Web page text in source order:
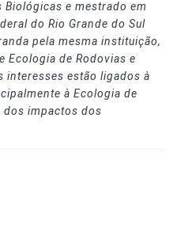
Biológicas e mestrado em
do Rio Grande do Sul
pela mesma instituição,
Ecologia de Rodovias e
interesses estão ligados à
à Ecologia de
dos impactos dos